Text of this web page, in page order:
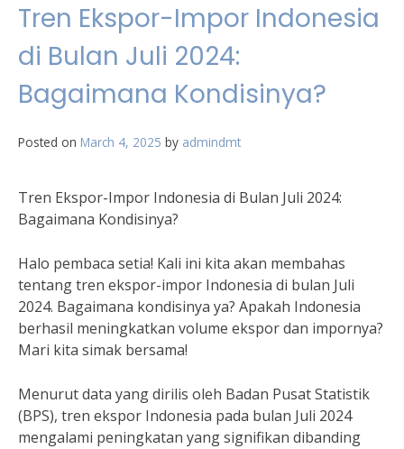
Tren Ekspor-Impor Indonesia
di Bulan Juli 2024:
Bagaimana Kondisinya?
Posted on March 4, 2025 by admindmt
Tren Ekspor-Impor Indonesia di Bulan Juli 2024:
Bagaimana Kondisinya?
Halo pembaca setia! Kali ini kita akan membahas
tentang tren ekspor-impor Indonesia di bulan Juli
2024. Bagaimana kondisinya ya? Apakah Indonesia
berhasil meningkatkan volume ekspor dan impornya?
Mari kita simak bersama!
Menurut data yang dirilis oleh Badan Pusat Statistik
(BPS), tren ekspor Indonesia pada bulan Juli 2024
mengalami peningkatan yang signifikan dibanding